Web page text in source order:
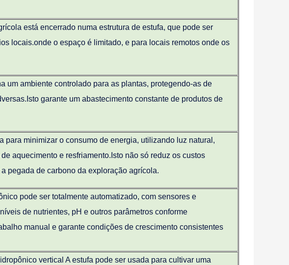
está encerrado numa estrutura de estufa, que pode ser
locais.onde o espaço é limitado, e para locais remotos onde os
um ambiente controlado para as plantas, protegendo-as de
garante um abastecimento constante de produtos de
para minimizar o consumo de energia, utilizando luz natural,
aquecimento e resfriamento.Isto não só reduz os custos
pegada de carbono da exploração agrícola.
pode ser totalmente automatizado, com sensores e
de nutrientes, pH e outros parâmetros conforme
manual e garante condições de crescimento consistentes
vertical A estufa pode ser usada para cultivar uma